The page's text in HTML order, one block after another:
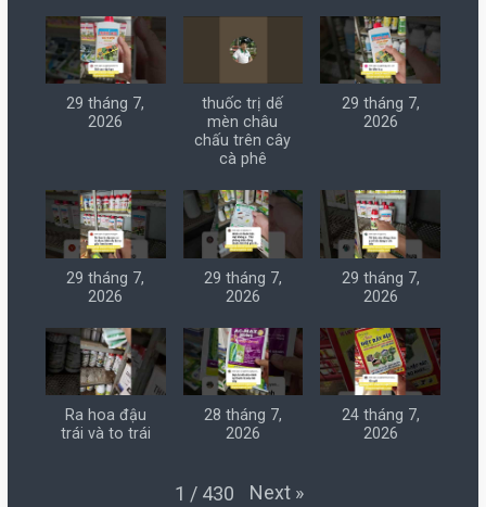
29 tháng 7,
2026
thuốc trị dế
mèn châu
chấu trên cây
cà phê
29 tháng 7,
2026
29 tháng 7,
2026
29 tháng 7,
2026
29 tháng 7,
2026
Ra hoa đậu
trái và to trái
28 tháng 7,
2026
24 tháng 7,
2026
1 / 430 Next »